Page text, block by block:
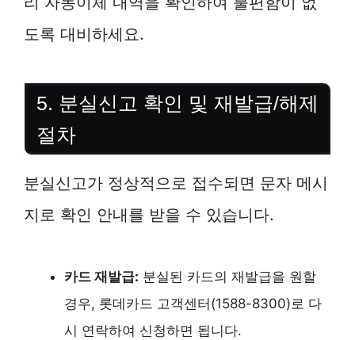
도록 대비하세요.
5. 분실신고 확인 및 재발급/해제
절차
분실신고가 정상적으로 접수되면 문자 메시
지로 확인 안내를 받을 수 있습니다.
카드 재발급: 분실된 카드의 재발급을 원할
경우, 롯데카드 고객센터(1588-8300)로 다
시 연락하여 신청하면 됩니다.